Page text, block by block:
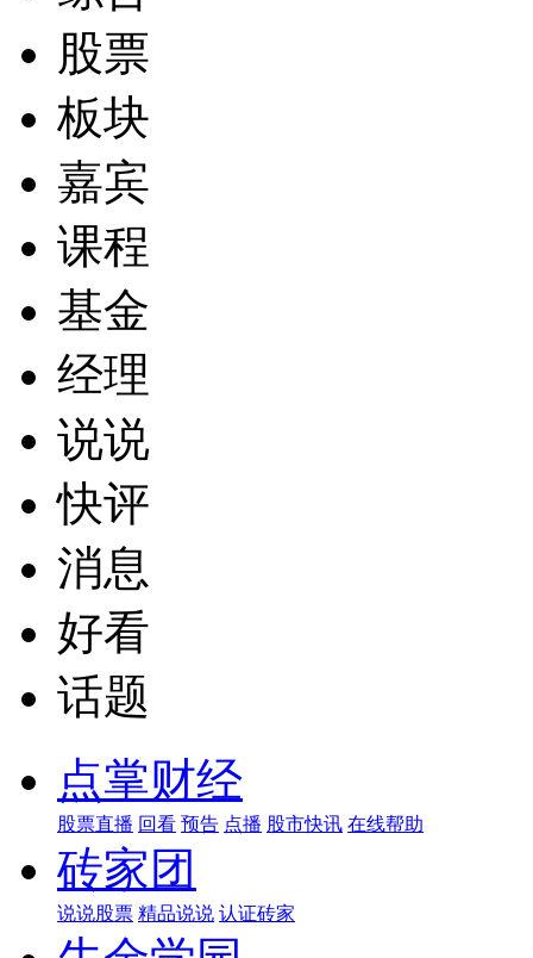
股票
板块
嘉宾
课程
基金
经理
说说
快评
消息
好看
话题
点掌财经
股票直播 回看 预告 点播 股市快讯 在线帮助
砖家团
说说股票 精品说说 认证砖家